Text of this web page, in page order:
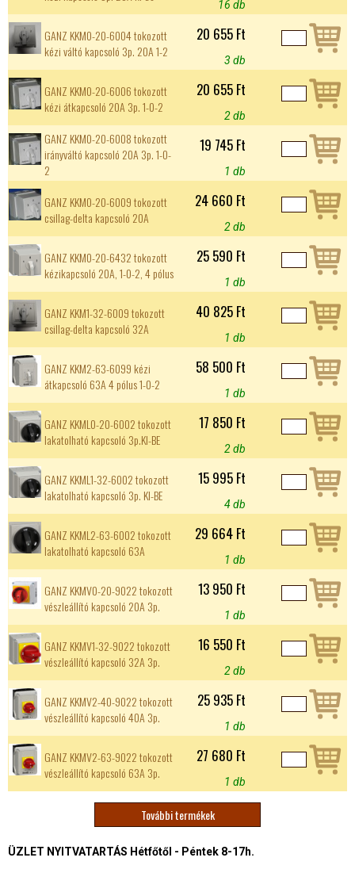
16 db
GANZ KKM0-20-6004 tokozott
kézi váltó kapcsoló 3p. 20A 1-2
20 655 Ft
3 db
GANZ KKM0-20-6006 tokozott
kézi átkapcsoló 20A 3p. 1-0-2
20 655 Ft
2 db
GANZ KKM0-20-6008 tokozott
irányváltó kapcsoló 20A 3p. 1-0-
2
19 745 Ft
1 db
GANZ KKM0-20-6009 tokozott
csillag-delta kapcsoló 20A
24 660 Ft
2 db
GANZ KKM0-20-6432 tokozott
kézikapcsoló 20A, 1-0-2, 4 pólus
25 590 Ft
1 db
GANZ KKM1-32-6009 tokozott
csillag-delta kapcsoló 32A
40 825 Ft
1 db
GANZ KKM2-63-6099 kézi
átkapcsoló 63A 4 pólus 1-0-2
58 500 Ft
1 db
GANZ KKML0-20-6002 tokozott
lakatolható kapcsoló 3p.KI-BE
17 850 Ft
2 db
GANZ KKML1-32-6002 tokozott
lakatolható kapcsoló 3p. KI-BE
15 995 Ft
4 db
GANZ KKML2-63-6002 tokozott
lakatolható kapcsoló 63A
29 664 Ft
1 db
GANZ KKMV0-20-9022 tokozott
vészleállító kapcsoló 20A 3p.
13 950 Ft
1 db
GANZ KKMV1-32-9022 tokozott
vészleállító kapcsoló 32A 3p.
16 550 Ft
2 db
GANZ KKMV2-40-9022 tokozott
vészleállító kapcsoló 40A 3p.
25 935 Ft
1 db
GANZ KKMV2-63-9022 tokozott
vészleállító kapcsoló 63A 3p.
27 680 Ft
1 db
l
További termékek
ÜZLET NYITVATARTÁS Hétfőtől - Péntek 8-17h.